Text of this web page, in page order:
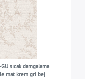
sıcak damgalama
mat krem gri bej